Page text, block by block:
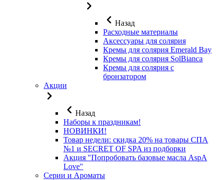
Назад
Расходные материалы
Аксессуары для солярия
Кремы для солярия Emerald Bay
Кремы для солярия SolBianca
Кремы для солярия с
бронзатором
Акции
Назад
Наборы к праздникам!
НОВИНКИ!
Товар недели: скидка 20% на товары СПА
№1 и SECRET OF SPA из подборки
Акция "Попробовать базовые масла AspA
Love"
Серии и Ароматы